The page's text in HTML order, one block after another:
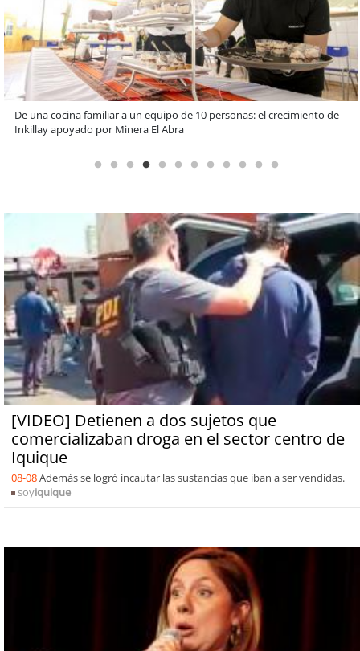
Claves para comprar electrodomésticos durante el Black Sale
[VIDEO] Detienen a dos sujetos que
comercializaban droga en el sector centro de
Iquique
08-08Además se logró incautar las sustancias que iban a ser vendidas.
soyiquique